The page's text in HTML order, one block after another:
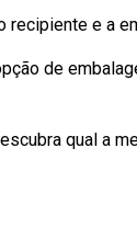
e a
de
qual a